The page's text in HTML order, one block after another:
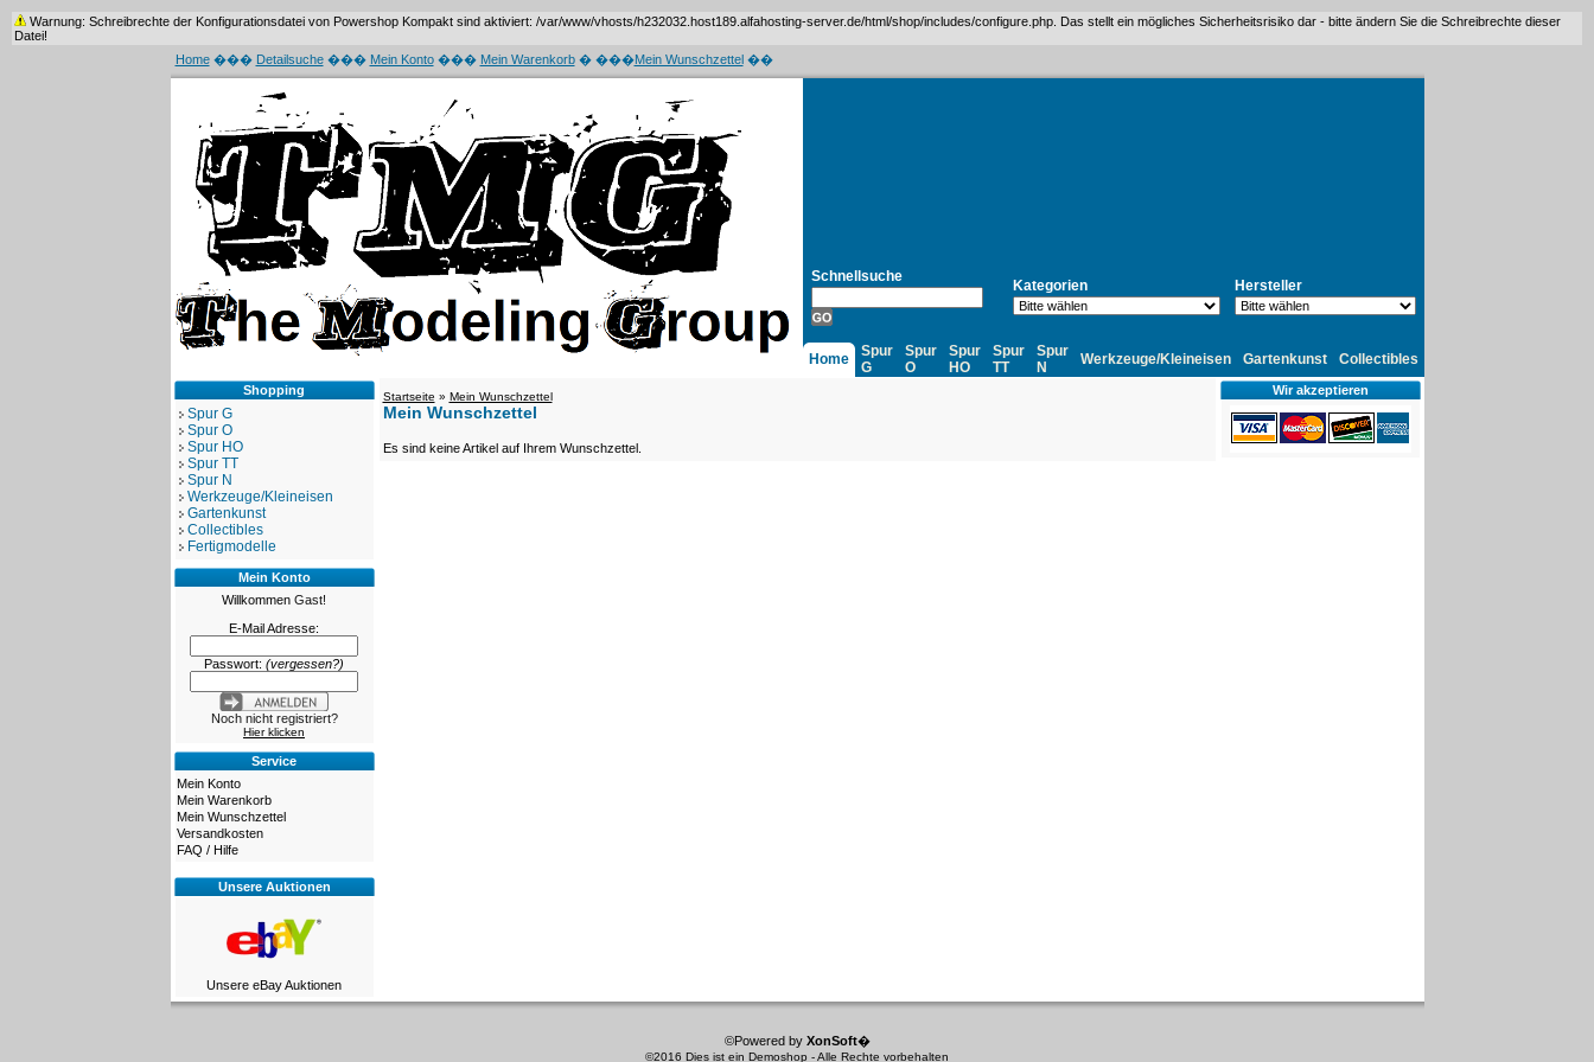
Warnung: Schreibrechte der Konfigurationsdatei von Powershop Kompakt sind aktiviert: /var/www/vhosts/h232032.host189.alfahosting-server.de/html/shop/includes/configure.php. Das stellt ein mögliches Sicherheitsrisiko dar - bitte ändern Sie die Schreibrechte dieser
Datei!
Home��� Detailsuche��� Mein Konto��� Mein Warenkorb� ���Mein Wunschzettel��
Schnellsuche
Kategorien Hersteller
Home
Spur
G
Spur
O
Spur
HO
Spur
TT
Spur
N
Werkzeuge/Kleineisen Gartenkunst Collectibles
Shopping
Spur G
Spur O
Spur HO
Spur TT
Spur N
Werkzeuge/Kleineisen
Gartenkunst
Collectibles
Fertigmodelle
Mein Konto
Willkommen Gast!
E-Mail Adresse:
Passwort: (vergessen?)
Noch nicht registriert?
Hier klicken
Service
Mein Konto
Mein Warenkorb
Mein Wunschzettel
Versandkosten
FAQ / Hilfe
Unsere Auktionen
Unsere eBay Auktionen
Startseite » Mein Wunschzettel
Mein Wunschzettel
Es sind keine Artikel auf Ihrem Wunschzettel.
Wir akzeptieren
©Powered by XonSoft�
©2016 Dies ist ein Demoshop - Alle Rechte vorbehalten